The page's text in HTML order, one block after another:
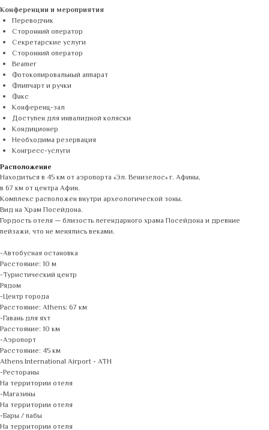
Конференции и мероприятия
Переводчик
Сторонний оператор
Секретарские услуги
Сторонний оператор
Beamer
Фотокопировальный аппарат
Флипчарт и ручки
Факс
Конференц-зал
Доступен для инвалидной коляски
Кондиционер
Необходима резервация
Конгресс-услуги
Расположение
Находиться в 45 км от аэропорта «Эл. Венизелос» г. Афины,
в 67 км от центра Афин.
Комплекс расположен внутри археологической зоны.
Вид на Храм Посейдона.
Гордость отеля — близость легендарного храма Посейдона и древние
пейзажи, что не менялись веками.
-Автобусная остановка
Расстояние: 10 м
-Туристический центр
Рядом
-Центр города
Расстояние: Athens: 67 км
-Гавань для яхт
Расстояние: 10 км
-Аэропорт
Расстояние: 45 км
Athens International Airport - ATH
-Рестораны
На территории отеля
-Магазины
На территории отеля
-Бары / пабы
На территории отеля